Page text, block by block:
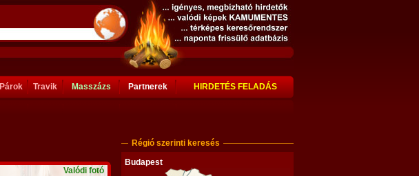
Párok Travik Masszázs Partnerek HIRDETÉS FELADÁS
Valódi fotó
Régió szerinti keresés
Budapest